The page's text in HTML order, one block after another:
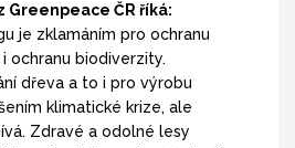
Greenpeace ČR říká:
je zklamáním pro ochranu
ochranu biodiverzity.
dřeva a to i pro výrobu
klimatické krize, ale
Zdravé a odolné lesy